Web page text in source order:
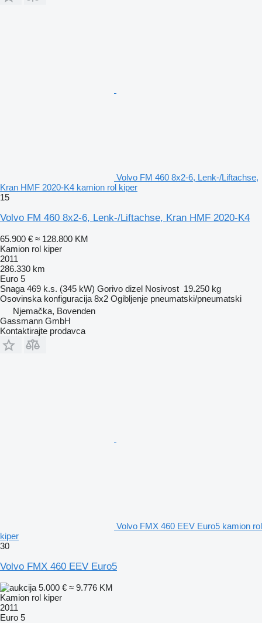
Volvo FM 460 8x2-6, Lenk-/Liftachse,
Kran HMF 2020-K4 kamion rol kiper
15
Volvo FM 460 8x2-6, Lenk-/Liftachse, Kran HMF 2020-K4
65.900 € ≈ 128.800 KM
Kamion rol kiper
2011
286.330 km
Euro 5
Snaga 469 k.s. (345 kW) Gorivo dizel Nosivost 19.250 kg
Osovinska konfiguracija 8x2 Ogibljenje pneumatski/pneumatski
Njemačka, Bovenden
Gassmann GmbH
Kontaktirajte prodavca
Volvo FMX 460 EEV Euro5 kamion rol
kiper
30
Volvo FMX 460 EEV Euro5
5.000 € ≈ 9.776 KM
Kamion rol kiper
2011
Euro 5